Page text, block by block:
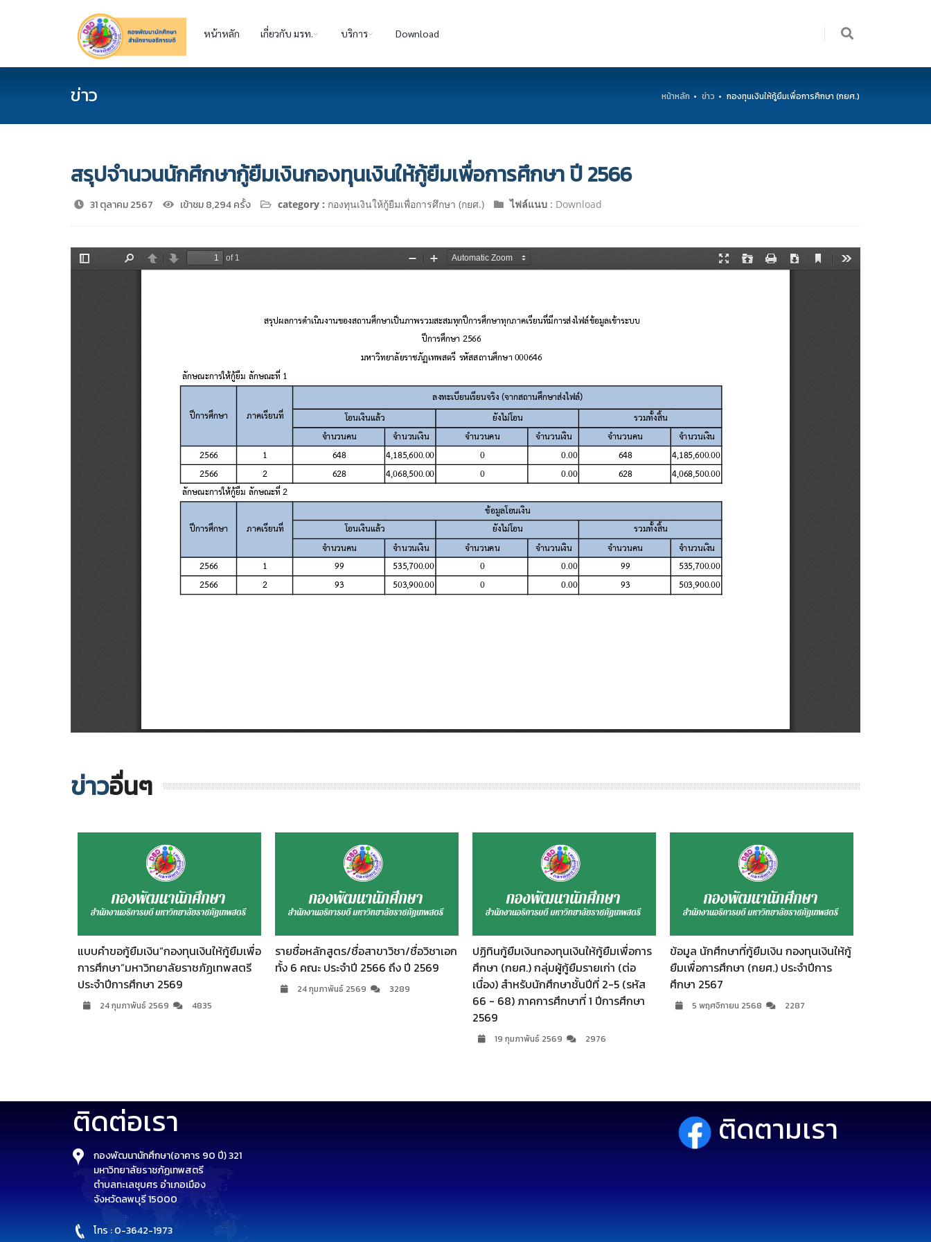
หน้าหลัก เกี่ยวกับ มรท. บริการ Download
ข่าว หน้าหลัก ข่าว กองทุนเงินให้กู้ยืมเพื่อการศึกษา (กยศ.)
สรุปจำนวนนักศึกษากู้ยืมเงินกองทุนเงินให้กู้ยืมเพื่อการศึกษา ปี 2566
31 ตุลาคม 2567 เข้าชม 8,294 ครั้ง category : กองทุนเงินให้กู้ยืมเพื่อการศึกษา (กยศ.) ไฟล์แนบ : Download
ข่าวอื่นๆ
แบบคำขอกู้ยืมเงิน“กองทุนเงินให้กู้ยืมเพื่อ
การศึกษา”มหาวิทยาลัยราชภัฏเทพสตรี
ประจำปีการศึกษา 2569
24 กุมภาพันธ์ 2569 4835
รายชื่อหลักสูตร/ชื่อสาขาวิชา/ชื่อวิชาเอก
ทั้ง 6 คณะ ประจำปี 2566 ถึง ปี 2569
24 กุมภาพันธ์ 2569 3289
ปฏิทินกู้ยืมเงินกองทุนเงินให้กู้ยืมเพื่อการ
ศึกษา (กยศ.) กลุ่มผู้กู้ยืมรายเก่า (ต่อ
เนื่อง) สำหรับนักศึกษาชั้นปีที่ 2-5 (รหัส
66 - 68) ภาคการศึกษาที่ 1 ปีการศึกษา
2569
19 กุมภาพันธ์ 2569 2976
ข้อมูล นักศึกษาที่กู้ยืมเงิน กองทุนเงินให้กู้
ยืมเพื่อการศึกษา (กยศ.) ประจำปีการ
ศึกษา 2567
5 พฤศจิกายน 2568 2287
สรุปจำนวนนักศึก
ติดต่อเรา
กองพัฒนานักศึกษา(อาคาร 90 ปี) 321
มหาวิทยาลัยราชภัฏเทพสตรี
ตำบลทะเลชุบศร อำเภอเมือง
จังหวัดลพบุรี 15000
โทร : 0-3642-1973
ติดตามเรา